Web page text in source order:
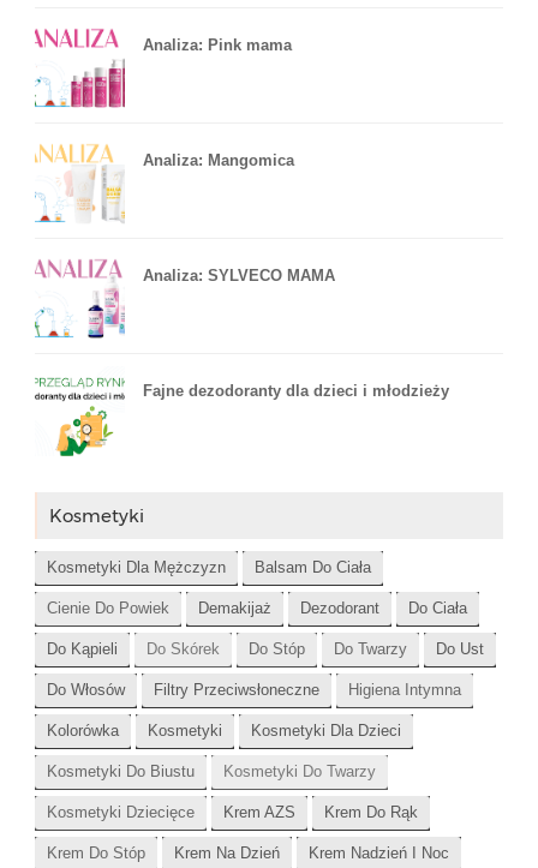
Analiza: Pink mama
Analiza: Mangomica
Analiza: SYLVECO MAMA
Fajne dezodoranty dla dzieci i młodzieży
Kosmetyki
Kosmetyki Dla Mężczyzn Balsam Do Ciała
Cienie Do Powiek Demakijaż Dezodorant Do Ciała
Do Kąpieli Do Skórek Do Stóp Do Twarzy Do Ust
Do Włosów Filtry Przeciwsłoneczne Higiena Intymna
Kolorówka Kosmetyki Kosmetyki Dla Dzieci
Kosmetyki Do Biustu Kosmetyki Do Twarzy
Kosmetyki Dziecięce Krem AZS Krem Do Rąk
Krem Do Stóp Krem Na Dzień Krem Nadzień I Noc